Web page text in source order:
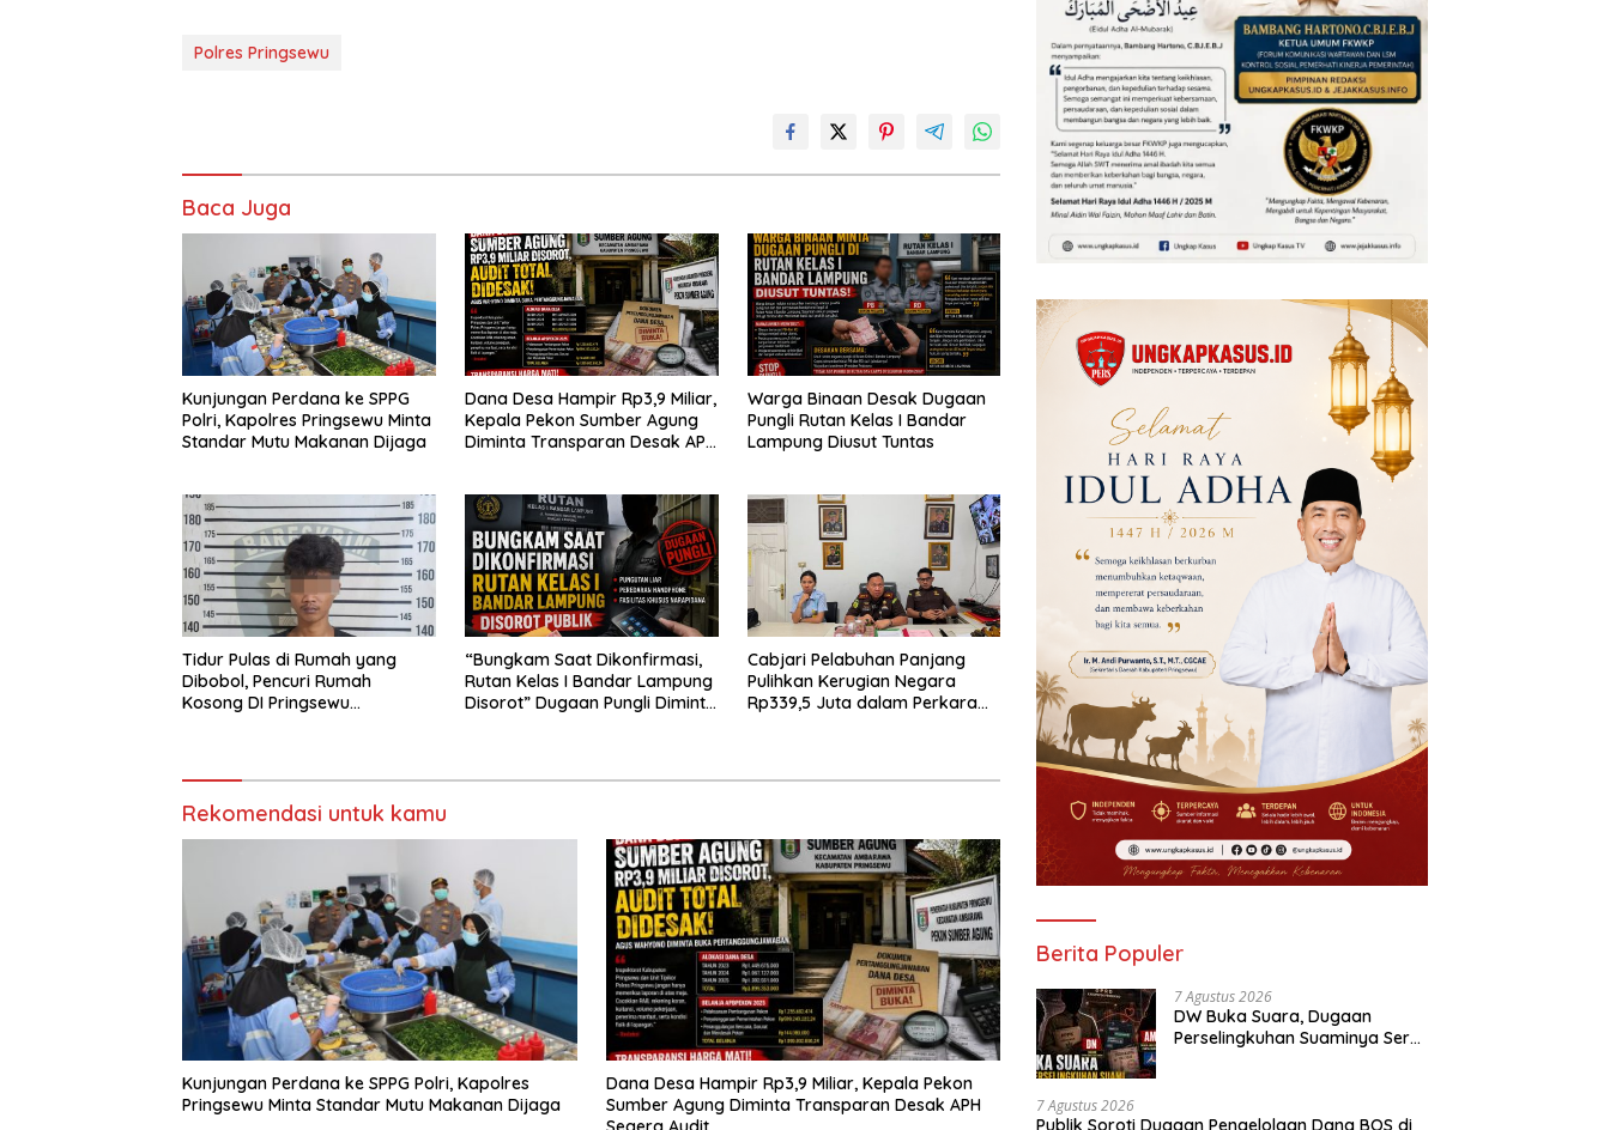
Polres Pringsewu
Baca Juga
Kunjungan Perdana ke SPPG
Polri, Kapolres Pringsewu Minta
Standar Mutu Makanan Dijaga
Dana Desa Hampir Rp3,9 Miliar,
Kepala Pekon Sumber Agung
Diminta Transparan Desak APH
Warga Binaan Desak Dugaan
Pungli Rutan Kelas I Bandar
Lampung Diusut Tuntas
Tidur Pulas di Rumah yang
Dibobol, Pencuri Rumah
Kosong DI Pringsewu
“Bungkam Saat Dikonfirmasi,
Rutan Kelas I Bandar Lampung
Disorot” Dugaan Pungli Diminta
Cabjari Pelabuhan Panjang
Pulihkan Kerugian Negara
Rp339,5 Juta dalam Perkara
Rekomendasi untuk kamu
Kunjungan Perdana ke SPPG Polri, Kapolres
Pringsewu Minta Standar Mutu Makanan Dijaga
Dana Desa Hampir Rp3,9 Miliar, Kepala Pekon
Sumber Agung Diminta Transparan Desak APH
Berita Populer
7 Agustus 2026
DW Buka Suara, Dugaan
Perselingkuhan Suaminya Seret
7 Agustus 2026
Publik Soroti Dugaan Pengelolaan Dana BOS di